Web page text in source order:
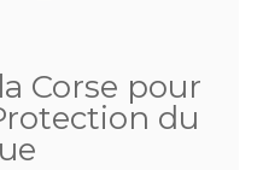
Corse pour
du